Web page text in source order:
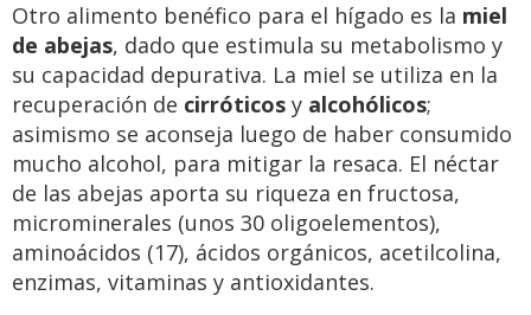
Otro alimento benéfico para el hígado es la miel
de abejas, dado que estimula su metabolismo y
su capacidad depurativa. La miel se utiliza en la
recuperación de cirróticos y alcohólicos;
asimismo se aconseja luego de haber consumido
mucho alcohol, para mitigar la resaca. El néctar
de las abejas aporta su riqueza en fructosa,
microminerales (unos 30 oligoelementos),
aminoácidos (17), ácidos orgánicos, acetilcolina,
enzimas, vitaminas y antioxidantes.